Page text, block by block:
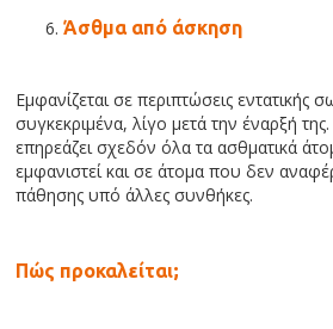
Άσθμα από άσκηση
Εμφανίζεται σε περιπτώσεις εντατικής
συγκεκριμένα, λίγο μετά την έναρξή
επηρεάζει σχεδόν όλα τα ασθματικά
εμφανιστεί και σε άτομα που δεν
πάθησης υπό άλλες συνθήκες.
Πώς προκαλείται;